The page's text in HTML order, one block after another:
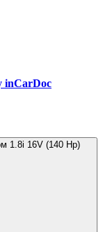
inCarDoc
1.8i 16V (140 Hp)